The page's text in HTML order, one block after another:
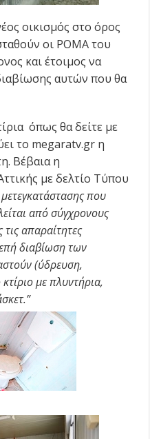
οικισμός στο όρος
οι ΡΟΜΑ του
και έτοιμος να
αυτών που θα
όπως θα δείτε με
το megaratv.gr η
Βέβαια η
με δελτίο Τύπου
που
από σύγχρονους
απαραίτητες
διαβίωση των
(ύδρευση,
με πλυντήρια,